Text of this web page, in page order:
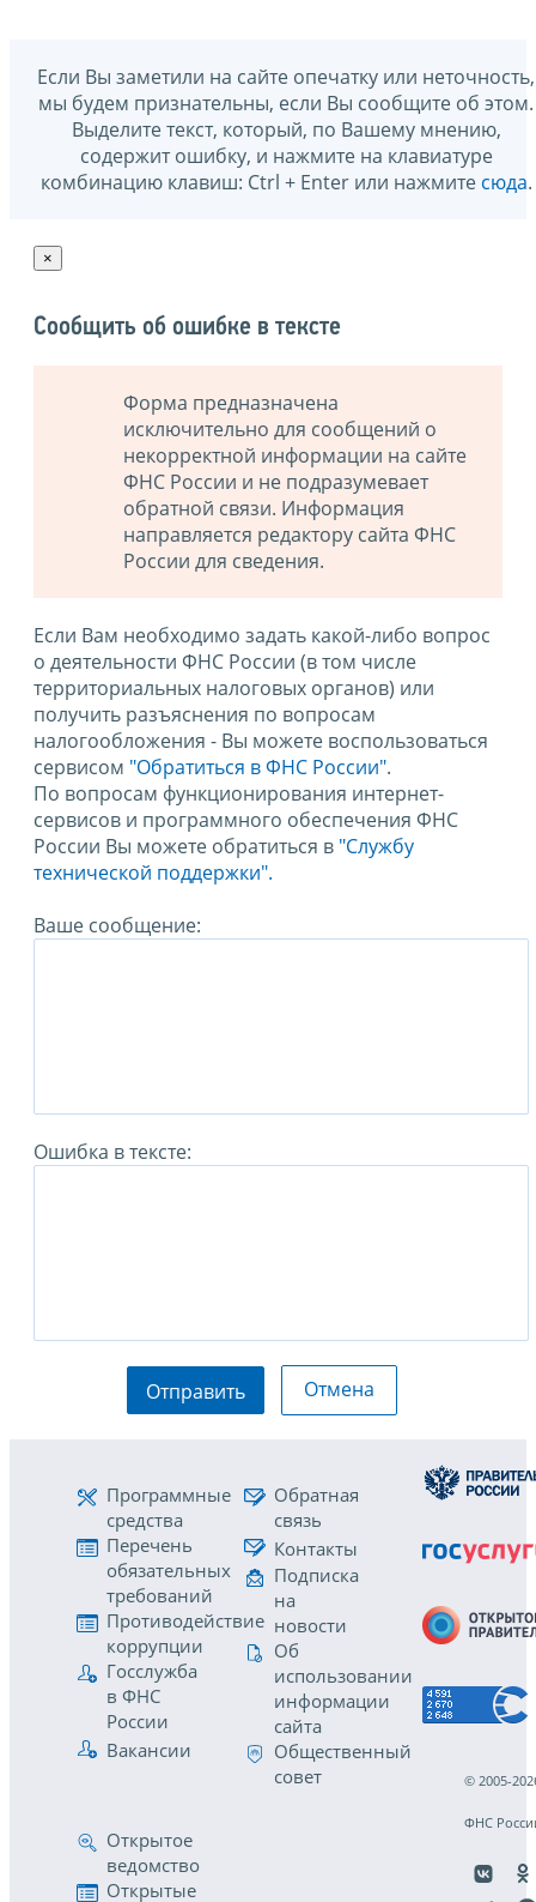
Если Вы заметили на сайте опечатку или неточность,
мы будем признательны, если Вы сообщите об этом.
Выделите текст, который, по Вашему мнению,
содержит ошибку, и нажмите на клавиатуре
комбинацию клавиш: Ctrl + Enter или нажмите сюда.
×
Сообщить об ошибке в тексте
Форма предназначена
исключительно для сообщений о
некорректной информации на сайте
ФНС России и не подразумевает
обратной связи. Информация
направляется редактору сайта ФНС
России для сведения.
Если Вам необходимо задать какой-либо вопрос
о деятельности ФНС России (в том числе
территориальных налоговых органов) или
получить разъяснения по вопросам
налогообложения - Вы можете воспользоваться
сервисом "Обратиться в ФНС России".
По вопросам функционирования интернет-
сервисов и программного обеспечения ФНС
России Вы можете обратиться в "Службу
технической поддержки".
Ваше сообщение:
Ошибка в тексте:
Отправить Отмена
Программные
средства
Перечень
обязательных
требований
Противодействие
коррупции
Госслужба
в ФНС
России
Вакансии
Обратная
связь
Контакты
Подписка
на
новости
Об
использовании
информации
сайта
Общественный
совет
Открытое
ведомство
Открытые
© 2005-
ФНС